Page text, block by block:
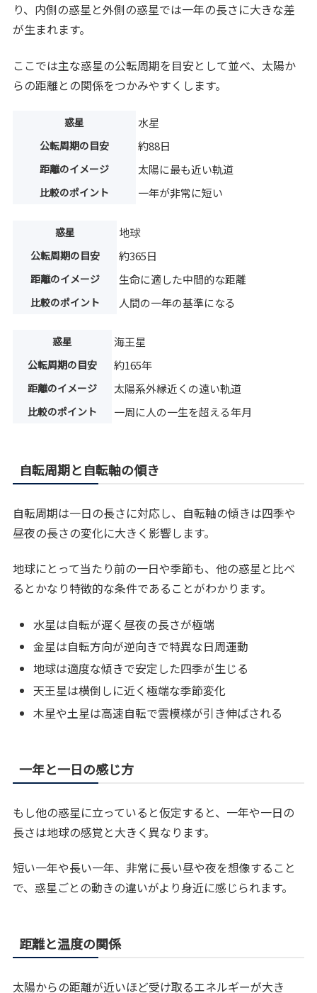
り、内側の惑星と外側の惑星では一年の長さに大きな差
が生まれます。
ここでは主な惑星の公転周期を目安として並べ、太陽か
らの距離との関係をつかみやすくします。
惑星 水星
公転周期の目安 約88日
距離のイメージ 太陽に最も近い軌道
比較のポイント 一年が非常に短い
惑星 地球
公転周期の目安 約365日
距離のイメージ 生命に適した中間的な距離
比較のポイント 人間の一年の基準になる
惑星 海王星
公転周期の目安 約165年
距離のイメージ 太陽系外縁近くの遠い軌道
比較のポイント 一周に人の一生を超える年月
自転周期と自転軸の傾き
自転周期は一日の長さに対応し、自転軸の傾きは四季や
昼夜の長さの変化に大きく影響します。
地球にとって当たり前の一日や季節も、他の惑星と比べ
るとかなり特徴的な条件であることがわかります。
水星は自転が遅く昼夜の長さが極端
金星は自転方向が逆向きで特異な日周運動
地球は適度な傾きで安定した四季が生じる
天王星は横倒しに近く極端な季節変化
木星や土星は高速自転で雲模様が引き伸ばされる
一年と一日の感じ方
もし他の惑星に立っていると仮定すると、一年や一日の
長さは地球の感覚と大きく異なります。
短い一年や長い一年、非常に長い昼や夜を想像すること
で、惑星ごとの動きの違いがより身近に感じられます。
距離と温度の関係
太陽からの距離が近いほど受け取るエネルギーが大き